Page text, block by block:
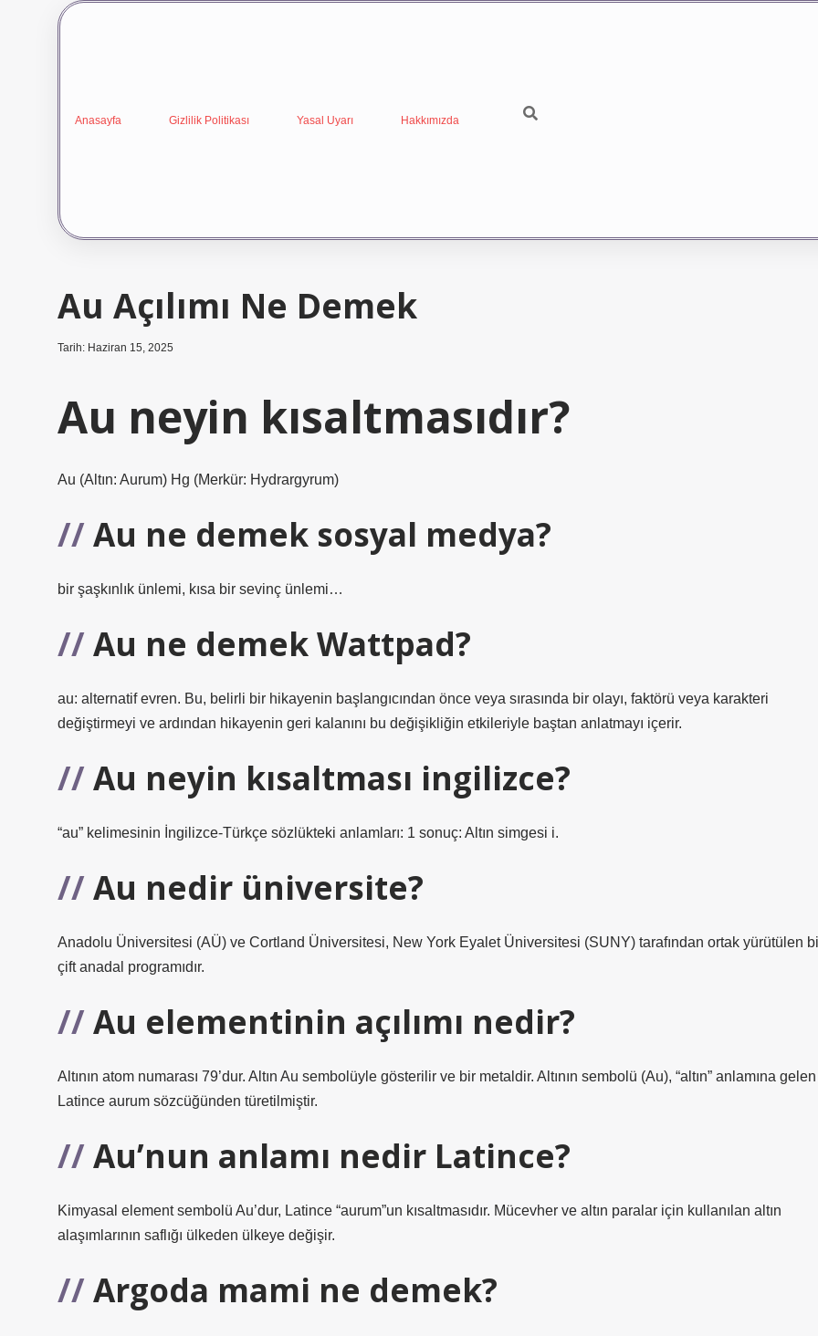
Anasayfa Gizlilik Politikası Yasal Uyarı Hakkımızda
Au Açılımı Ne Demek
Tarih: Haziran 15, 2025
Au neyin kısaltmasıdır?
Au (Altın: Aurum) Hg (Merkür: Hydrargyrum)
Au ne demek sosyal medya?
bir şaşkınlık ünlemi, kısa bir sevinç ünlemi…
Au ne demek Wattpad?
au: alternatif evren. Bu, belirli bir hikayenin başlangıcından önce veya sırasında bir olayı, faktörü veya karakteri
değiştirmeyi ve ardından hikayenin geri kalanını bu değişikliğin etkileriyle baştan anlatmayı içerir.
Au neyin kısaltması ingilizce?
“au” kelimesinin İngilizce-Türkçe sözlükteki anlamları: 1 sonuç: Altın simgesi i.
Au nedir üniversite?
Anadolu Üniversitesi (AÜ) ve Cortland Üniversitesi, New York Eyalet Üniversitesi (SUNY) tarafından ortak yürütülen
çift anadal programıdır.
Au elementinin açılımı nedir?
Altının atom numarası 79’dur. Altın Au sembolüyle gösterilir ve bir metaldir. Altının sembolü (Au), “altın” anlamına gelen
Latince aurum sözcüğünden türetilmiştir.
Au’nun anlamı nedir Latince?
Kimyasal element sembolü Au’dur, Latince “aurum”un kısaltmasıdır. Mücevher ve altın paralar için kullanılan altın
alaşımlarının saflığı ülkeden ülkeye değişir.
Argoda mami ne demek?